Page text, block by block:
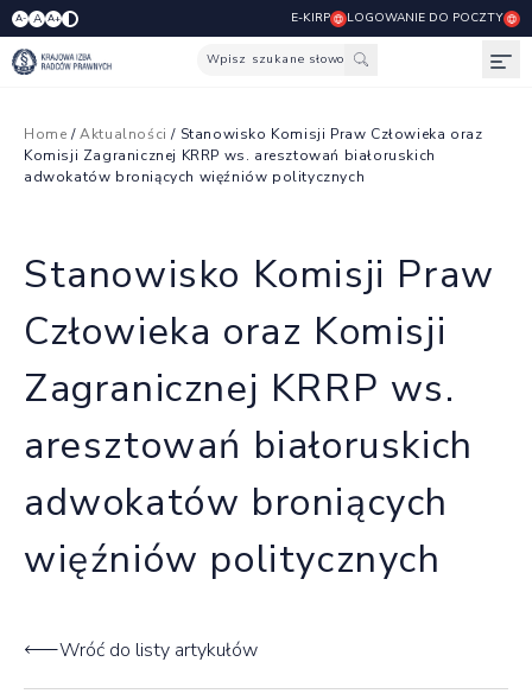
A- A A+ E-KIRP LOGOWANIE DO POCZTY
Wpisz szukane słowo
Home /Aktualności / Stanowisko Komisji Praw Człowieka oraz
Komisji Zagranicznej KRRP ws. aresztowań białoruskich
adwokatów broniących więźniów politycznych
Stanowisko Komisji Praw
Człowieka oraz Komisji
Zagranicznej KRRP ws.
aresztowań białoruskich
adwokatów broniących
więźniów politycznych
Wróć do listy artykułów